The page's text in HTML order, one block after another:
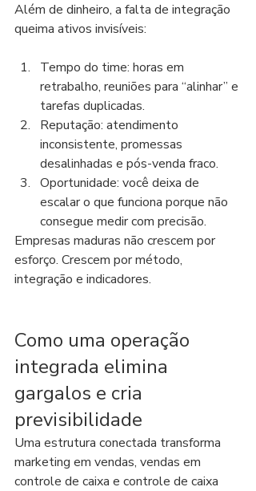
Além de dinheiro, a falta de integração
queima ativos invisíveis:
Tempo do time: horas em
retrabalho, reuniões para “alinhar” e
tarefas duplicadas.
Reputação: atendimento
inconsistente, promessas
desalinhadas e pós-venda fraco.
Oportunidade: você deixa de
escalar o que funciona porque não
consegue medir com precisão.
Empresas maduras não crescem por
esforço. Crescem por método,
integração e indicadores.
Como uma operação
integrada elimina
gargalos e cria
previsibilidade
Uma estrutura conectada transforma
marketing em vendas, vendas em
controle de caixa e controle de caixa